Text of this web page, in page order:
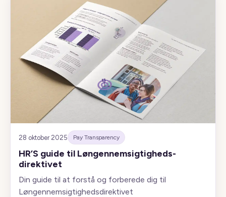
28 oktober 2025 Pay Transparency
HR’S guide til Løngennemsigtigheds-
direktivet
Din guide til at forstå og forberede dig til
Løngennemsigtighedsdirektivet